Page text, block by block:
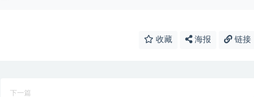
收藏 海报 链接
下一篇